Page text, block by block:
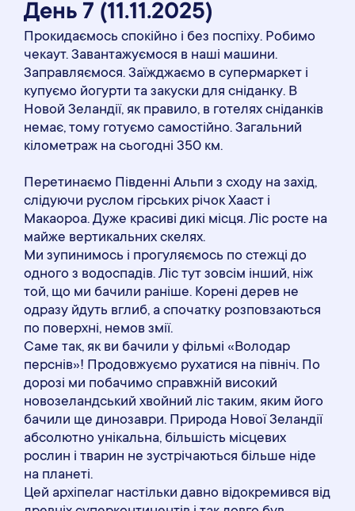
День 7 (11.11.2025)
Прокидаємось спокійно і без поспіху. Робимо
чекаут. Завантажуємося в наші машини.
Заправляємося. Заїжджаємо в супермаркет і
купуємо йогурти та закуски для сніданку. В
Новой Зеландії, як правило, в готелях сніданків
немає, тому готуємо самостійно. Загальний
кілометраж на сьогодні 350 км.
Перетинаємо Південні Альпи з сходу на захід,
слідуючи руслом гірських річок Хааст і
Макаороа. Дуже красиві дикі місця. Ліс росте на
майже вертикальних скелях.
Ми зупинимось і прогуляємось по стежці до
одного з водоспадів. Ліс тут зовсім інший, ніж
той, що ми бачили раніше. Корені дерев не
одразу йдуть вглиб, а спочатку розповзаються
по поверхні, немов змії.
Саме так, як ви бачили у фільмі «Володар
перснів»! Продовжуємо рухатися на північ. По
дорозі ми побачимо справжній високий
новозеландський хвойний ліс таким, яким його
бачили ще динозаври. Природа Нової Зеландії
абсолютно унікальна, більшість місцевих
рослин і тварин не зустрічаються більше ніде
на планеті.
Цей архіпелаг настільки давно відокремився від